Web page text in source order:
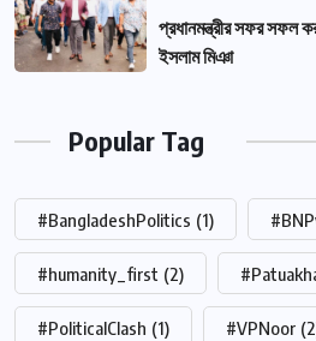
প্রধানমন্ত্রীর সফর সফল
ইসলাম মিঞা
Popular Tag
#BangladeshPolitics (1)
#humanity_first (2)
#PoliticalClash (1) #VPNoor